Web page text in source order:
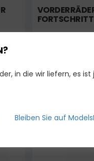
€
Auf Lager
in die wir liefern, es
Bleiben Sie auf